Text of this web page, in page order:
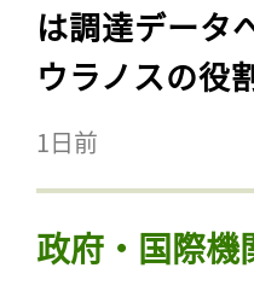
は調達データ
ウラノスの役
1日前
政府・国際機